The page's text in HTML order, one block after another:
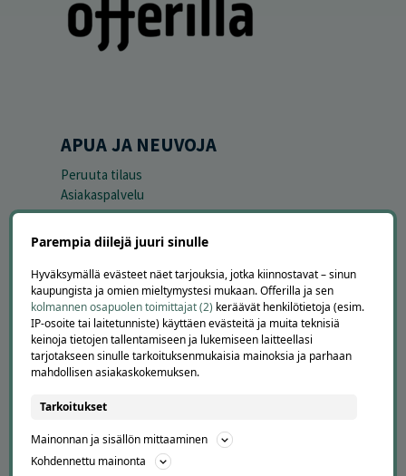
APUA JA NEUVOJA
Peruuta tilaus
Asiakaspalvelu
Kuinka Offerilla toimii
Usein kysytyt kysymykset
Suosittele Offerillaa
TUTUSTU MEIHIN
Tietoa meistä
Ajankohtaista
Tilaa uutiskirje
Offerilla mediassa
YRITYKSILLE
Markkinoi Offerillassa
Parempia diilejä juuri sinulle
Hyväksymällä evästeet näet tarjouksia, jotka kiinnostavat – sinun
kaupungista ja omien mieltymystesi mukaan. Offerilla ja sen
kolmannen osapuolen toimittajat (2) keräävät henkilötietoja (esim.
IP-osoite tai laitetunniste) käyttäen evästeitä ja muita teknisiä
keinoja tietojen tallentamiseen ja lukemiseen laitteellasi
tarjotakseen sinulle tarkoituksenmukaisia mainoksia ja parhaan
mahdollisen asiakaskokemuksen.
Tarkoitukset
Mainonnan ja sisällön mittaaminen
Kohdennettu mainonta